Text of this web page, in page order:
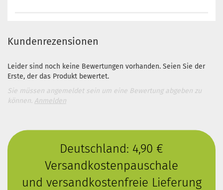
Kundenrezensionen
Leider sind noch keine Bewertungen vorhanden. Seien Sie der
Erste, der das Produkt bewertet.
Sie müssen angemeldet sein um eine Bewertung abgeben zu
können. Anmelden
Deutschland: 4,90 €
Versandkostenpauschale
und versandkostenfreie Lieferung